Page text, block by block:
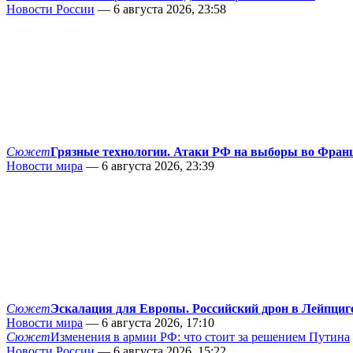
Новости России — 6 августа 2026, 23:58
СюжетГрязные технологии. Атаки РФ на выборы во
Новости мира — 6 августа 2026, 23:39
СюжетЭскалация для Европы. Российский дрон в
Новости мира — 6 августа 2026, 17:10
СюжетИзменения в армии РФ: что стоит за решением Путина